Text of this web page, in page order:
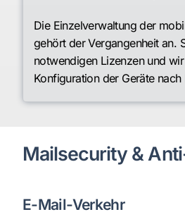
Die Einzelverwaltung der
gehört der Vergangenheit an.
notwendigen Lizenzen und
Konfiguration der Geräte nach
Mailsecurity &
E-Mail-Verkehr